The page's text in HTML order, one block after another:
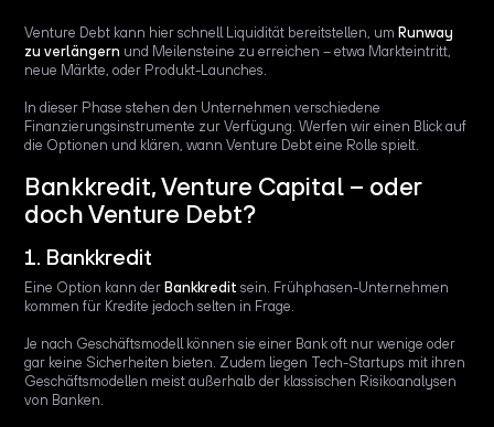
Venture Debt kann hier schnell Liquidität bereitstellen, umRunway
zu verlängern und Meilensteine zu erreichen – etwa Markteintritt,
neue Märkte, oder Produkt-Launches.
In dieser Phase stehen den Unternehmen verschiedene
Finanzierungsinstrumente zur Verfügung. Werfen wir einen Blick auf
die Optionen und klären, wann Venture Debt eine Rolle spielt.
Bankkredit, Venture Capital – oder
doch Venture Debt?
1. Bankkredit
Eine Option kann derBankkredit sein. Frühphasen-Unternehmen
kommen für Kredite jedoch selten in Frage.
Je nach Geschäftsmodell können sie einer Bank oft nur wenige oder
gar keine Sicherheiten bieten. Zudem liegen Tech-Startups mit ihren
Geschäftsmodellen meist außerhalb der klassischen Risikoanalysen
von Banken.